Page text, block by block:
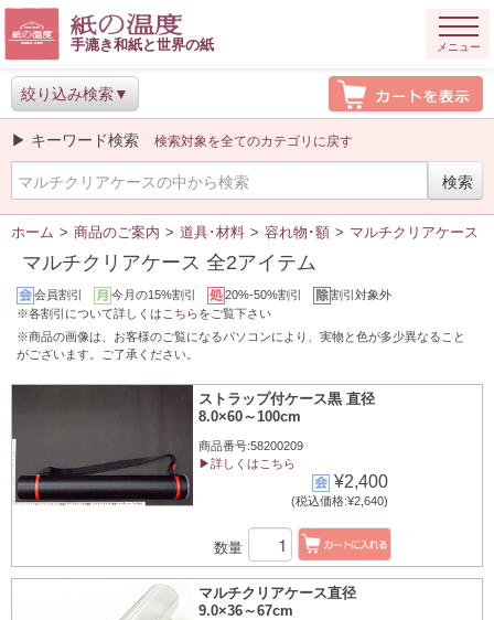
手漉き和紙と世界の紙 メニュー
絞り込み検索
▶ キーワード検索 検索対象を全てのカテゴリに戻す
ホーム > 商品のご案内 > 道具･材料 > 容れ物･額 > マルチクリアケース
マルチクリアケース 全2アイテム
会員割引 今月の15%割引 20%-50%割引
割引対象外
※各割引について詳しくは こちらをご覧下さい
※商品の画像は、お客様のご覧になるパソコンにより、実物と色が多少異なること
がございます。ご了承ください。
ストラップ付ケース黒 直径
8.0×60～100cm
商品番号:58200209
▶詳しくはこちら
¥2,400
(税込価格:¥2,640)
数量
マルチクリアケース直径
9.0×36～67cm